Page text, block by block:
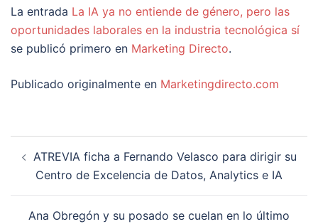
La entrada La IA ya no entiende de género, pero las
oportunidades laborales en la industria tecnológica sí
se publicó primero en Marketing Directo.
Publicado originalmente en Marketingdirecto.com
de
entradas
ATREVIA ficha a Fernando Velasco para dirigir su
Centro de Excelencia de Datos, Analytics e IA
Ana Obregón y su posado se cuelan en lo último